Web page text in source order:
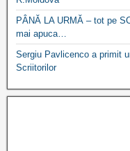
PÂNĂ LA URMĂ – tot pe
mai apuca…
Sergiu Pavlicenco a primit
Scriitorilor